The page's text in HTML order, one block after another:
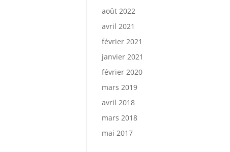
août 2022
avril 2021
février 2021
janvier 2021
février 2020
mars 2019
avril 2018
mars 2018
mai 2017